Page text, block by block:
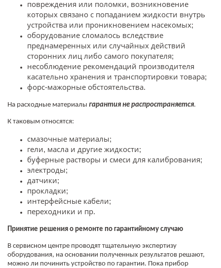
повреждения или поломки, возникновение
которых связано с попаданием жидкости внутрь
устройства или проникновением насекомых;
оборудование сломалось вследствие
преднамеренных или случайных действий
сторонних лиц либо самого покупателя;
несоблюдение рекомендаций производителя
касательно хранения и транспортировки товара;
форс-мажорные обстоятельства.
На расходные материалы гарантия не распространяется.
К таковым относятся:
смазочные материалы;
гели, масла и другие жидкости;
буферные растворы и смеси для калибрования;
электроды;
датчики;
прокладки;
интерфейсные кабели;
переходники и пр.
Принятие решения о ремонте по гарантийному случаю
В сервисном центре проводят тщательную экспертизу
оборудования, на основании полученных результатов решают,
можно ли починить устройство по гарантии. Пока прибор